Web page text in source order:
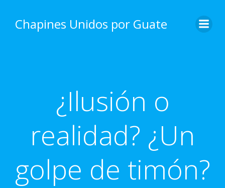
content
Chapines Unidos por Guate
¿Ilusión o
realidad? ¿Un
golpe de timón?